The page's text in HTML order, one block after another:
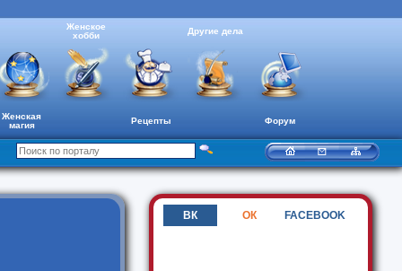
Женское
хобби
Другие дела
Женская
магия
Рецепты Форум
ВК ОК FACEBOOK